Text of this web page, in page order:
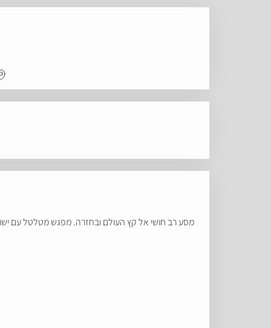
מסע רב חושי אל קץ העולם ובחזרה. מפגש מטלטל עם